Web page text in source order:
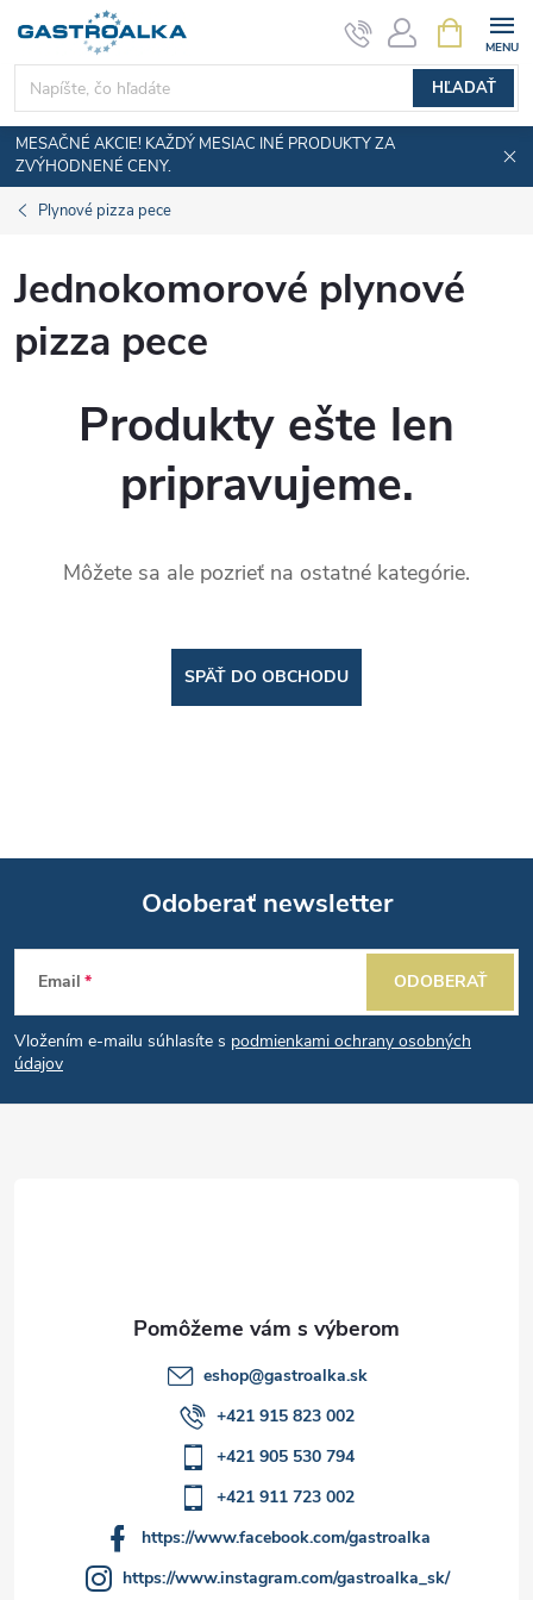
obsah
HĽADAŤ
KOŠÍK
MESAČNÉ AKCIE! KAŽDÝ MESIAC INÉ PRODUKTY ZA
ZVÝHODNENÉ CENY.
Plynové pizza pece
Jednokomorové plynové
pizza pece
Produkty ešte len
pripravujeme.
Môžete sa ale pozrieť na ostatné kategórie.
SPÄŤ DO OBCHODU
Z
á
p
Odoberať newsletter
Email
Vložením e-mailu súhlasíte s podmienkami ochrany osobných
údajov
ODOBERAŤ
eshop@gastroalka.sk
+421 915 823 002
+421 905 530 794
+421 911 723 002
https://www.facebook.com/gastroalka
https://www.instagram.com/gastroalka_sk/